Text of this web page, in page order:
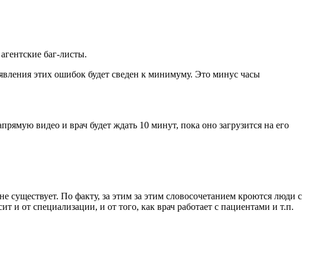
баг-листы.
этих ошибок будет сведен к минимуму. Это минус часы
видео и врач будет ждать 10 минут, пока оно загрузится на его
существует. По факту, за этим за этим словосочетанием кроются люди с
и от специализации, и от того, как врач работает с пациентами и т.п.